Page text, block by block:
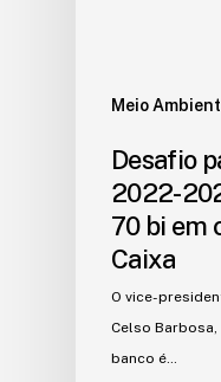
Meio
Desafio
2022-
70 bi em
Caixa
O vice-
Celso
banco é…